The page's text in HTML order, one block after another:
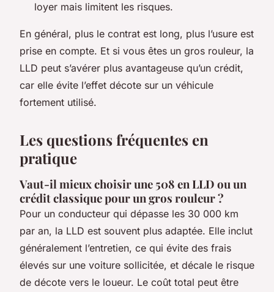
loyer mais limitent les risques.
En général, plus le contrat est long, plus l’usure est
prise en compte. Et si vous êtes un gros rouleur, la
LLD peut s’avérer plus avantageuse qu’un crédit,
car elle évite l’effet décote sur un véhicule
fortement utilisé.
Les questions fréquentes en
pratique
Vaut-il mieux choisir une 508 en LLD ou un
crédit classique pour un gros rouleur ?
Pour un conducteur qui dépasse les 30 000 km
par an, la LLD est souvent plus adaptée. Elle inclut
généralement l’entretien, ce qui évite des frais
élevés sur une voiture sollicitée, et décale le risque
de décote vers le loueur. Le coût total peut être